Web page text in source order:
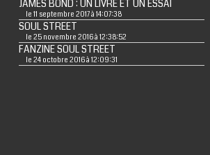
JAMES BOND : UN LIVRE ET UN ESSAI
le 11 septembre 2017 à 14:07:38
SOUL STREET
le 25 novembre 2016 à 12:38:52
FANZINE SOUL STREET
le 24 octobre 2016 à 12:09:31